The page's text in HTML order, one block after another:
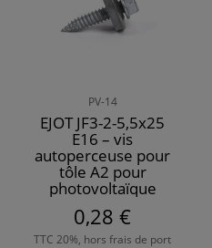
PV-14
EJOT JF3-2-5,5x25
E16 – vis
autoperceuse pour
tôle A2 pour
photovoltaïque
0,28 €
TTC 20%, hors frais de port